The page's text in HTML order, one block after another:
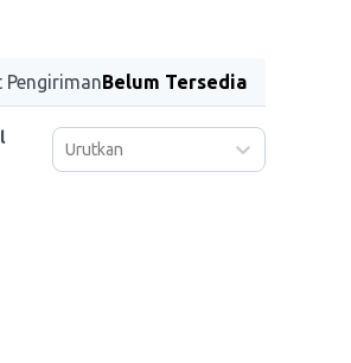
Belum Tersedia
Urutkan